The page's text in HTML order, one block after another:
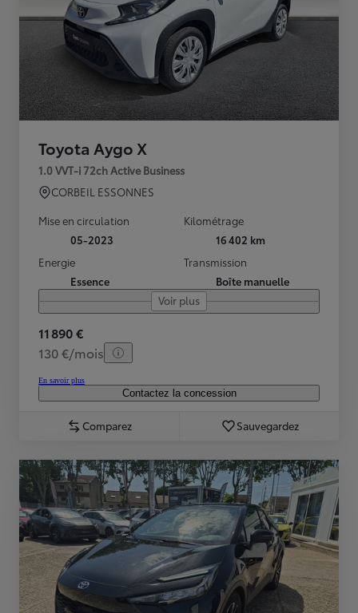
Toyota Aygo X
1.0 VVT-i 72ch Active Business
CORBEIL ESSONNES
Mise en circulation
05-2023
Kilométrage
16 402 km
Energie
Essence
Transmission
Boîte manuelle
Voir plus
11 890 €
130 €/mois
En savoir plus
Contactez la concession
Comparez Sauvegardez